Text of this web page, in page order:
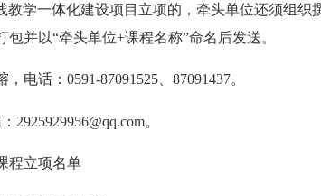
学一体化建设项目立项的，牵头单位还须组
并以“牵头单位+课程名称”命名后发送。
话：0591-87091525、87091437。
。
程立项名单